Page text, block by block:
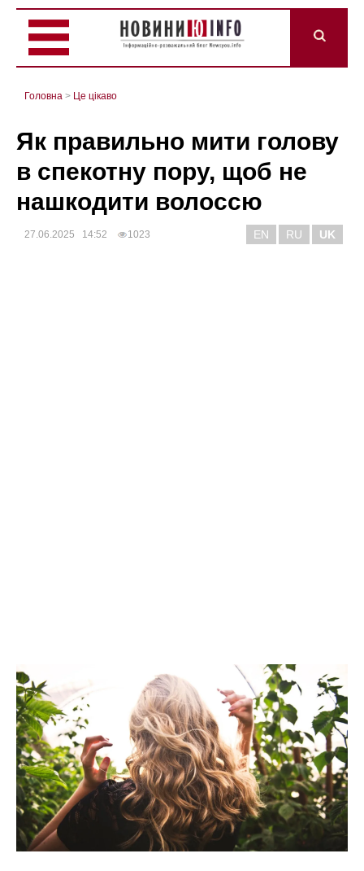
Головна > Це цікаво
Як правильно мити голову
в спекотну пору, щоб не
нашкодити волоссю
27.06.2025 14:52 1023 EN RU UK